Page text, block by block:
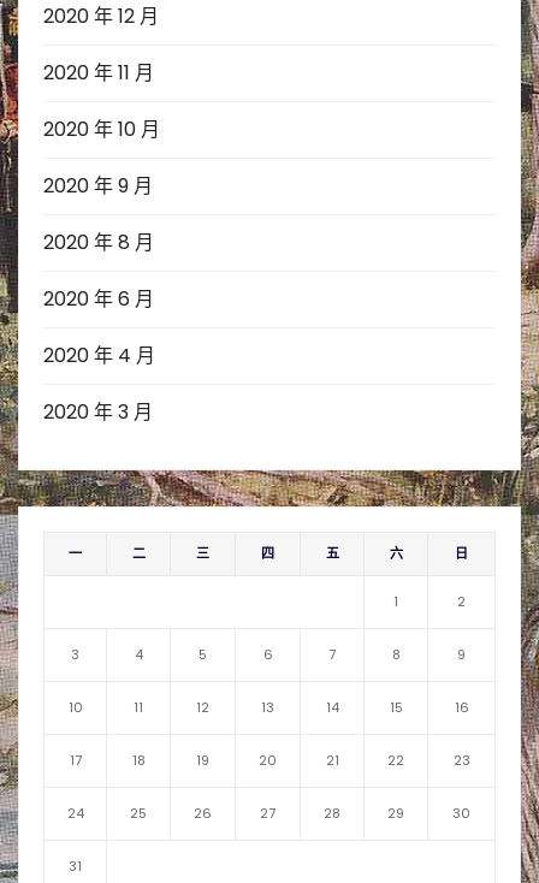
2020 年 12 月
2020 年 11 月
2020 年 10 月
2020 年 9 月
2020 年 8 月
2020 年 6 月
2020 年 4 月
2020 年 3 月
一 二 三 四 五 六 日
1 2
3 4 5 6 7 8 9
10 11 12 13 14 15 16
17 18 19 20 21 22 23
24 25 26 27 28 29 30
31